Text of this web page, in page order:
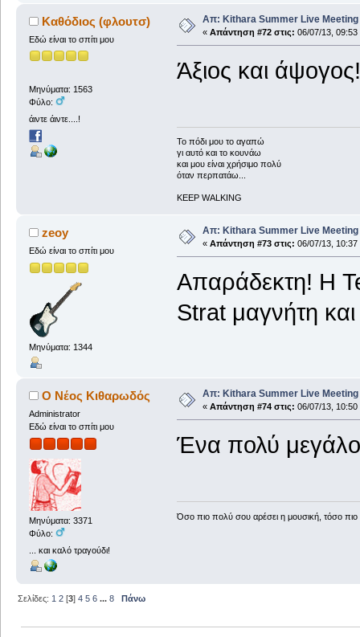
Καθόδιος (φλουτσ)
Εδώ είναι το σπίτι μου
Μηνύματα: 1563
Φύλο:
άιντε άιντε....!
Απ: Kithara Summer Live Meeting
« Απάντηση #72 στις: 06/07/13, 09:53
Άξιος και
To πόδι μου το αγαπώ
γι αυτό και το κουνάω
και μου είναι χρήσιμο πολύ
όταν περπατάω...
KEEP WALKING
zeoy
Εδώ είναι το σπίτι μου
Μηνύματα: 1344
Απ: Kithara Summer Live Meeting
« Απάντηση #73 στις: 06/07/13, 10:37
Απαράδεκτη! Η
Strat μαγνήτη
Ο Νέος Κιθαρωδός
Administrator
Εδώ είναι το σπίτι μου
Μηνύματα: 3371
Φύλο:
... και καλό τραγούδι!
Απ: Kithara Summer Live Meeting
« Απάντηση #74 στις: 06/07/13, 10:50
Ένα πολύ
Όσο πιο πολύ σου αρέσει η μουσική, τόσο
Σελίδες: 1 2 [3]4 5 6 ...8 Πάνω